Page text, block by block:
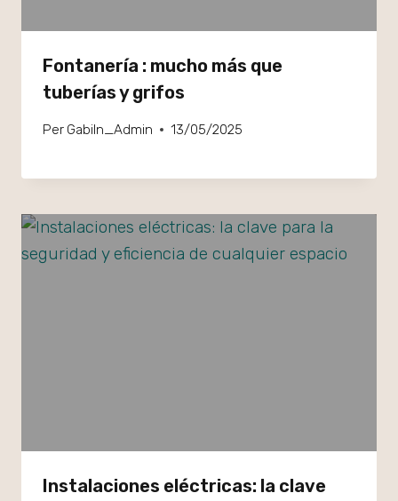
Fontanería : mucho más que
tuberías y grifos
Per GabiIn_Admin 13/05/2025
Instalaciones eléctricas: la clave